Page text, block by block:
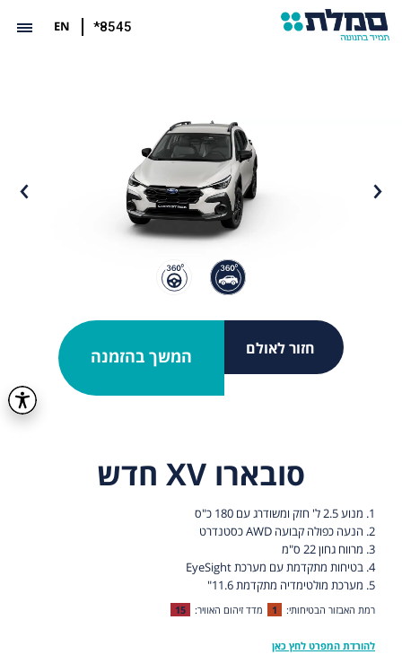
*8545
EN
חזור לאולם המשך בהזמנה
סובארו XV חדש
1. מנוע 2.5 ל' חזק ומשודרג עם 180 כ"ס
2. הנעה כפולה קבועה AWD כסטנדרט
3. מרווח גחון 22 ס"מ
4. בטיחות מתקדמת עם מערכת EyeSight
5. מערכת מולטימדיה מתקדמת 11.6"
רמת האבזור הבטיחותי: 1 מדד זיהום האוויר: 15
להורדת המפרט לחץ כאן